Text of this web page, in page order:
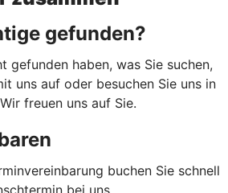
gefunden?
gefunden haben, was Sie suchen,
uns auf oder besuchen Sie uns in
freuen uns auf Sie.
buchen Sie schnell
bei uns.